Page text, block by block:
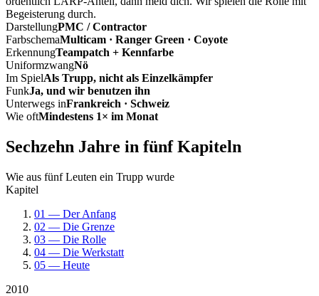
Begeisterung durch.
DarstellungPMC / Contractor
FarbschemaMulticam · Ranger Green · Coyote
ErkennungTeampatch + Kennfarbe
UniformzwangNö
Im SpielAls Trupp, nicht als Einzelkämpfer
FunkJa, und wir benutzen ihn
Unterwegs inFrankreich · Schweiz
Wie oftMindestens 1× im Monat
Sechzehn Jahre in fünf Kapiteln
Wie aus fünf Leuten ein Trupp wurde
Kapitel
01 — Der Anfang
02 — Die Grenze
03 — Die Rolle
04 — Die Werkstatt
05 — Heute
2010